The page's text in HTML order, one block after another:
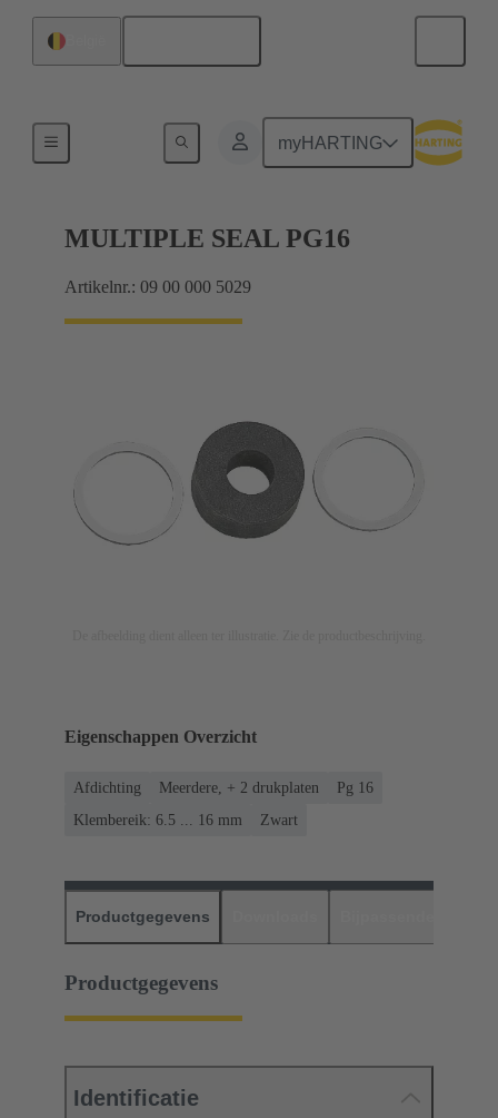
myHARTING
MULTIPLE SEAL PG16
Artikelnr.: 09 00 000 5029
Eigenschappen Overzicht
Afdichting Meerdere, + 2 drukplaten
Pg 16
Klembereik: 6.5 ... 16 mm
Zwart
Productgegevens
Productgegevens
Identificatie